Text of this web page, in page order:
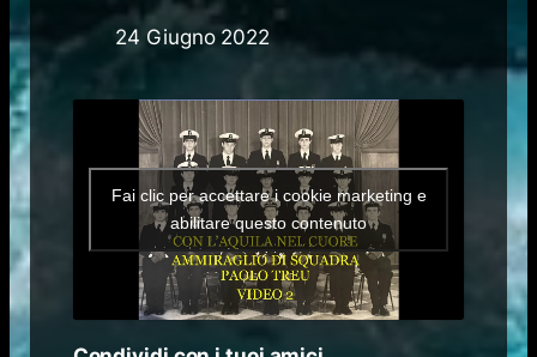
24 Giugno 2022
Fai clic per accettare i cookie marketing e
abilitare questo contenuto